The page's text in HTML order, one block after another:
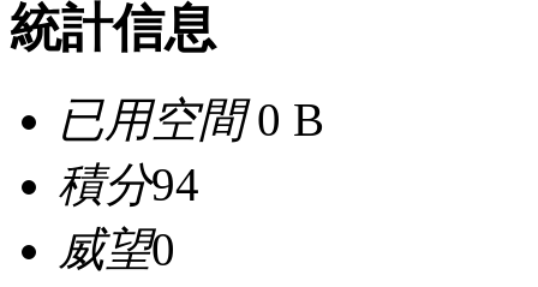
統計信息
已用空間0 B
積分94
威望0